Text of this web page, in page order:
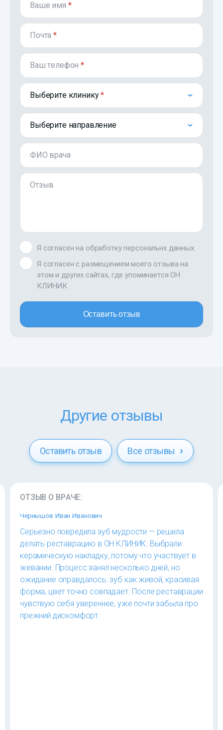
Ваше имя *
Почта*
Ваш телефон*
Выберите клинику
Выберите направление
ФИО врача
Отзыв
Я согласен на обработку персональнх данных
Я согласен с размещением моего отзыва на
этом и других сайтах, где упоминается ОН
КЛИНИК
Оставить отзыв
Другие отзывы
Оставить отзыв Все отзывы
ОТЗЫВ О ВРАЧЕ:
Чернышов Иван Иванович
Серьезно повредила зуб мудрости — решила
делать реставрацию в ОН КЛИНИК. Выбрали
керамическую накладку, потому что участвует в
жевании. Процесс занял несколько дней, но
ожидание оправдалось: зуб как живой, красивая
форма, цвет точно совпадает. После реставрации
чувствую себя увереннее, уже почти забыла про
прежний дискомфорт.